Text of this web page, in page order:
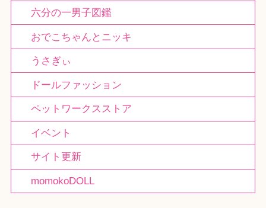
六分の一男子図鑑
おでこちゃんとニッキ
うさぎぃ
ドールファッション
ペットワークスストア
イベント
サイト更新
momokoDOLL